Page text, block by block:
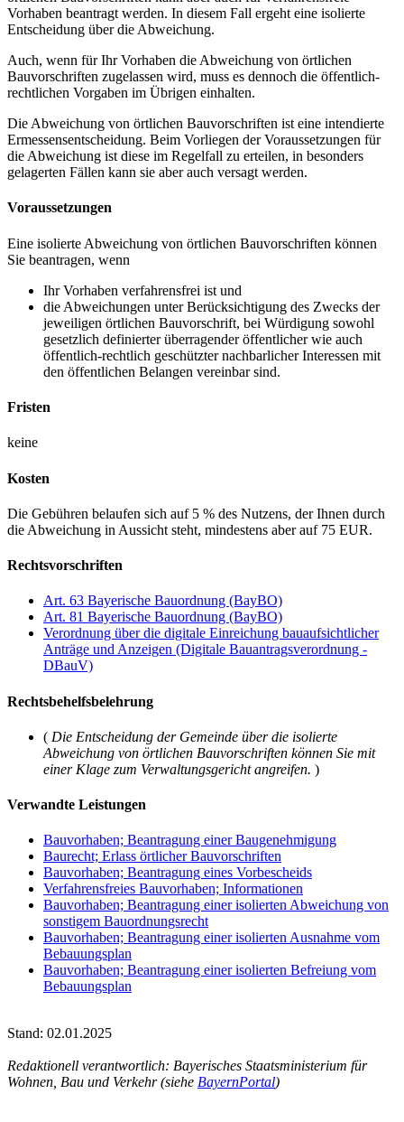
Vorhaben beantragt werden. In diesem Fall ergeht eine isolierte
Entscheidung über die Abweichung.
Auch, wenn für Ihr Vorhaben die Abweichung von örtlichen
Bauvorschriften zugelassen wird, muss es dennoch die öffentlich-
rechtlichen Vorgaben im Übrigen einhalten.
Die Abweichung von örtlichen Bauvorschriften ist eine intendierte
Ermessensentscheidung. Beim Vorliegen der Voraussetzungen für
die Abweichung ist diese im Regelfall zu erteilen, in besonders
gelagerten Fällen kann sie aber auch versagt werden.
Voraussetzungen
Eine isolierte Abweichung von örtlichen Bauvorschriften können
Sie beantragen, wenn
Ihr Vorhaben verfahrensfrei ist und
die Abweichungen unter Berücksichtigung des Zwecks der
jeweiligen örtlichen Bauvorschrift, bei Würdigung sowohl
gesetzlich definierter überragender öffentlicher wie auch
öffentlich-rechtlich geschützter nachbarlicher Interessen mit
den öffentlichen Belangen vereinbar sind.
Fristen
keine
Kosten
Die Gebühren belaufen sich auf 5 % des Nutzens, der Ihnen durch
die Abweichung in Aussicht steht, mindestens aber auf 75 EUR.
Rechtsvorschriften
Art. 63 Bayerische Bauordnung (BayBO)
Art. 81 Bayerische Bauordnung (BayBO)
Verordnung über die digitale Einreichung bauaufsichtlicher
Anträge und Anzeigen (Digitale Bauantragsverordnung -
DBauV)
Rechtsbehelfsbelehrung
( Die Entscheidung der Gemeinde über die isolierte
Abweichung von örtlichen Bauvorschriften können Sie mit
einer Klage zum Verwaltungsgericht angreifen. )
Verwandte Leistungen
Bauvorhaben; Beantragung einer Baugenehmigung
Baurecht; Erlass örtlicher Bauvorschriften
Bauvorhaben; Beantragung eines Vorbescheids
Verfahrensfreies Bauvorhaben; Informationen
Bauvorhaben; Beantragung einer isolierten Abweichung von
sonstigem Bauordnungsrecht
Bauvorhaben; Beantragung einer isolierten Ausnahme vom
Bebauungsplan
Bauvorhaben; Beantragung einer isolierten Befreiung vom
Bebauungsplan
Stand: 02.01.2025
Redaktionell verantwortlich: Bayerisches Staatsministerium für
Wohnen, Bau und Verkehr (siehe BayernPortal)